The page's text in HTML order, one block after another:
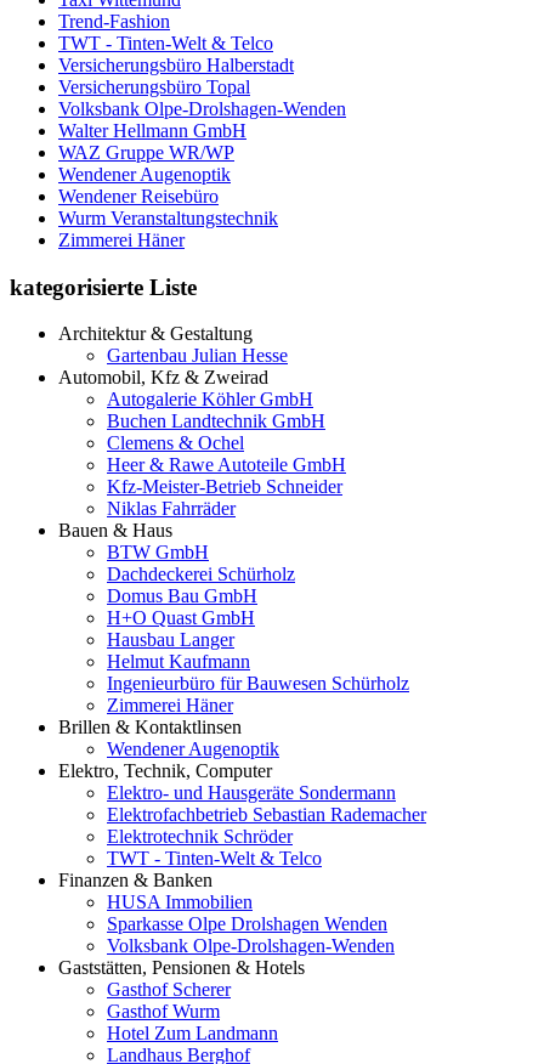
Trend-Fashion
TWT - Tinten-Welt & Telco
Versicherungsbüro Halberstadt
Versicherungsbüro Topal
Volksbank Olpe-Drolshagen-Wenden
Walter Hellmann GmbH
WAZ Gruppe WR/WP
Wendener Augenoptik
Wendener Reisebüro
Wurm Veranstaltungstechnik
Zimmerei Häner
kategorisierte Liste
Architektur & Gestaltung
Gartenbau Julian Hesse
Automobil, Kfz & Zweirad
Autogalerie Köhler GmbH
Buchen Landtechnik GmbH
Clemens & Ochel
Heer & Rawe Autoteile GmbH
Kfz-Meister-Betrieb Schneider
Niklas Fahrräder
Bauen & Haus
BTW GmbH
Dachdeckerei Schürholz
Domus Bau GmbH
H+O Quast GmbH
Hausbau Langer
Helmut Kaufmann
Ingenieurbüro für Bauwesen Schürholz
Zimmerei Häner
Brillen & Kontaktlinsen
Wendener Augenoptik
Elektro, Technik, Computer
Elektro- und Hausgeräte Sondermann
Elektrofachbetrieb Sebastian Rademacher
Elektrotechnik Schröder
TWT - Tinten-Welt & Telco
Finanzen & Banken
HUSA Immobilien
Sparkasse Olpe Drolshagen Wenden
Volksbank Olpe-Drolshagen-Wenden
Gaststätten, Pensionen & Hotels
Gasthof Scherer
Gasthof Wurm
Hotel Zum Landmann
Landhaus Berghof